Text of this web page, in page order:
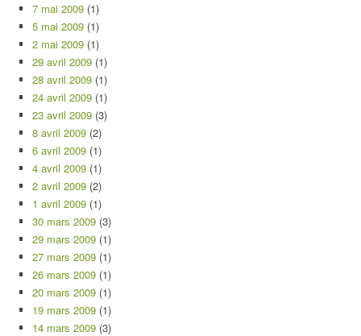
7 mai 2009 (1)
5 mai 2009 (1)
2 mai 2009 (1)
29 avril 2009 (1)
28 avril 2009 (1)
24 avril 2009 (1)
23 avril 2009 (3)
8 avril 2009 (2)
6 avril 2009 (1)
4 avril 2009 (1)
2 avril 2009 (2)
1 avril 2009 (1)
30 mars 2009 (3)
29 mars 2009 (1)
27 mars 2009 (1)
26 mars 2009 (1)
20 mars 2009 (1)
19 mars 2009 (1)
14 mars 2009 (3)